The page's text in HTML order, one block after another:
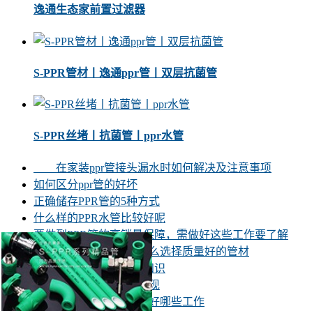
逸通生态家前置过滤器
S-PPR管材丨逸通ppr管丨双层抗菌管
S-PPR丝堵丨抗菌管丨ppr水管
在家装ppr管接头漏水时如何解决及注意事项
如何区分ppr管的好坏
正确储存PPR管的5种方式
什么样的PPR水管比较好呢
要做到PPR管的高销量保障，需做好这些工作要了解
ppr管哪个品牌好，该怎么选择质量好的管材
讲一讲PPR水管的安装知识
ppr管性能如何更好的实现
生产出优质的ppr管要做好哪些工作